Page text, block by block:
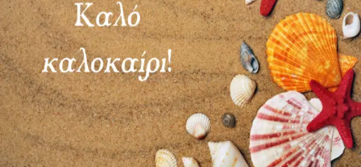
Επιλογή
Ωράριο λειτουργίας